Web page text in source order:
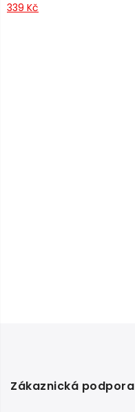
339 Kč
Zákaznická podpora